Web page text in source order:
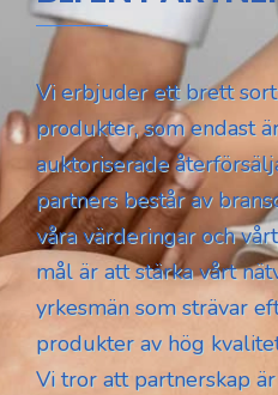
Vi erbjuder ett brett
produkter, som endast
auktoriserade
partners består av
våra värderingar och
mål är att stärka vårt
yrkesmän som strävar
produkter av hög
Vi tror att partnerskap